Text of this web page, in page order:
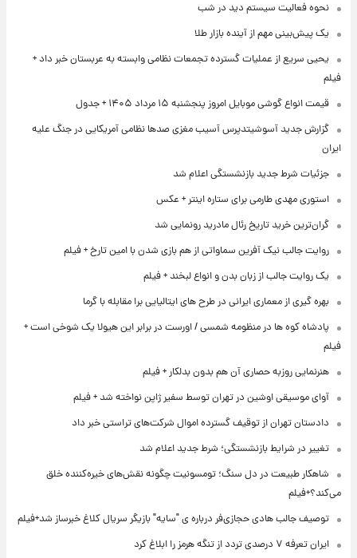
نحوه فعالیت سیستم دید در شب
یک پیش‌بینی مهم از آینده بازار طلا
یحیی سریع از عملیات گسترده تجمعات نظامی وابسته به عربستان خبر داد +
فیلم
قیمت انواع گوشی موبایل امروز پنجشنبه ۱۵ مرداد ۱۴۰۵ + جدول
گزارش جدید آسوشیتدپرس آسیب مغزی صدها نظامی آمریکایی در جنگ علیه
ایران
جزئیات شرط جدید بازنشستگی اعلام شد
استوری مهدی طارمی برای ستاره اینتر + عکس
گران‌ترین خرید تاریخ رئال مادرید رونمایی شد
روایت جالب نیک آفرین سماواتی از هم بازی شدن با امین تارخ + فیلم
یک روایت جالب از زبان بدن و انواع لبخند + فیلم
بهره گیری از معماری ایرانی در طرح های ایتالیایی برا مقابله با گرما
پادشاه کوه ها در منظومه شمسی / اورست در برابر این هیولا یک شوخی است +
فیلم
هنرنمایی روزبه حصاری آن هم بدون بدلکار + فیلم
آوای موسیقی اوشین در تهران توسط سفیر ژاپن نواخته شد + فیلم
دادستان تهران از توقیف گسترده اموال شرکت‌های تراستی خبر داد
تغییر در شرایط بازنشستگی؛ شرط جدید اعلام شد
شاهکار طبیعت در دل سنگ؛ تومسونیت چگونه نقش‌های خیره‌کننده خلق
می‌کند؟+فیلم
توصیف جالب هادی حجازی‌فر درباره ی "سایه" بازیگر سریال کلاغ خبرساز شد+فیلم
ایران تعرفه ۷ درصدی تردد از تنگه هرمز را ابلاغ کرد